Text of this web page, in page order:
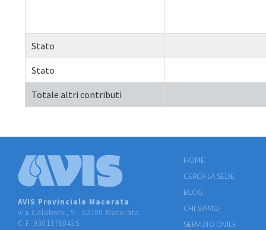
Stato
Stato
Totale altri contributi
AVIS Provinciale Macerata
Via Calabresi, 5 - 62100 Macerata
C.F. 93015780435
HOME
CERCA LA SEDE
BLOG
CHI SIAMO
SERVIZIO CIVILE